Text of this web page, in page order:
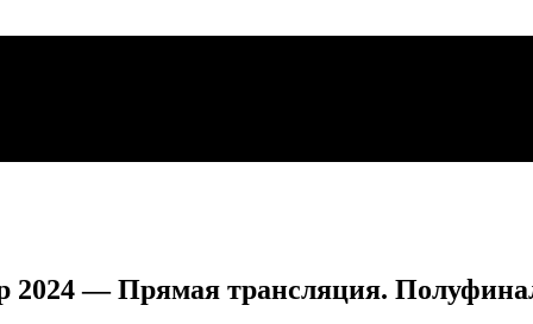
2024 — Прямая трансляция.